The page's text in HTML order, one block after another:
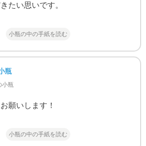
たい思いです。
小瓶の中の手紙を読む
瓶
小瓶
願いします！
小瓶の中の手紙を読む